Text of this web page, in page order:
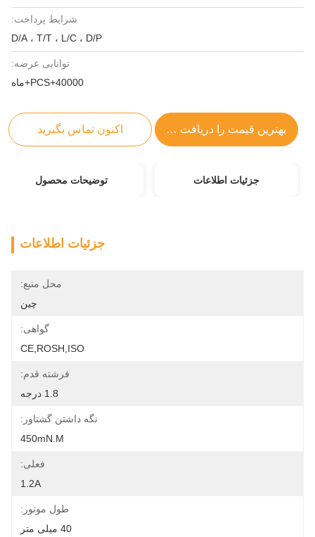
شرایط پرداخت:
D/A ، T/T ، L/C ، D/P
توانایی عرضه:
40000+PCS+ماه
بهترین قیمت را دریافت کنید اکنون تماس بگیرید
جزئیات اطلاعات توضیحات محصول
جزئیات اطلاعات
محل منبع:
چین
گواهی:
CE,ROSH,ISO
فرشته قدم:
1.8 درجه
نگه داشتن گشتاور:
450mN.m
فعلی:
1.2A
طول موتور:
40 میلی متر